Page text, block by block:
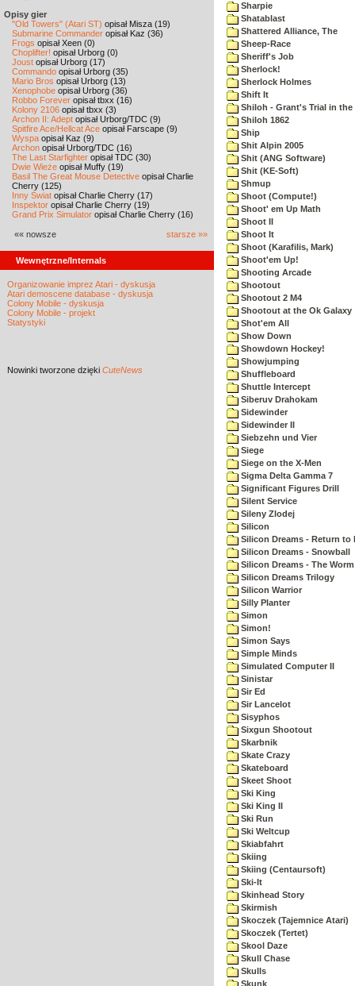
Opisy gier
"Old Towers" (Atari ST) opisał Misza (19)
Submarine Commander opisał Kaz (36)
Frogs opisał Xeen (0)
Choplifter! opisał Urborg (0)
Joust opisał Urborg (17)
Commando opisał Urborg (35)
Mario Bros opisał Urborg (13)
Xenophobe opisał Urborg (36)
Robbo Forever opisał tbxx (16)
Kolony 2106 opisał tbxx (3)
Archon II: Adept opisał Urborg/TDC (9)
Spitfire Ace/Hellcat Ace opisał Farscape (9)
Wyspa opisał Kaz (9)
Archon opisał Urborg/TDC (16)
The Last Starfighter opisał TDC (30)
Dwie Wieże opisał Muffy (19)
Basil The Great Mouse Detective opisał Charlie
Cherry (125)
Inny Świat opisał Charlie Cherry (17)
Inspektor opisał Charlie Cherry (19)
Grand Prix Simulator opisał Charlie Cherry (16)
«« nowsze starsze »»
Wewnętrzne/Internals
Organizowanie imprez Atari - dyskusja
Atari demoscene database - dyskusja
Colony Mobile - dyskusja
Colony Mobile - projekt
Statystyki
Nowinki tworzone dzięki CuteNews
Sharpie
Shatablast
Shattered Alliance, The
Sheep-Race
Sheriff's Job
Sherlock!
Sherlock Holmes
Shift It
Shiloh - Grant's Trial in the
Shiloh 1862
Ship
Shit Alpin 2005
Shit (ANG Software)
Shit (KE-Soft)
Shmup
Shoot (Compute!)
Shoot' em Up Math
Shoot II
Shoot It
Shoot (Karafilis, Mark)
Shoot'em Up!
Shooting Arcade
Shootout
Shootout 2 M4
Shootout at the Ok Galaxy
Shot'em All
Show Down
Showdown Hockey!
Showjumping
Shuffleboard
Shuttle Intercept
Siberuv Drahokam
Sidewinder
Sidewinder II
Siebzehn und Vier
Siege
Siege on the X-Men
Sigma Delta Gamma 7
Significant Figures Drill
Silent Service
Sileny Zlodej
Silicon
Silicon Dreams - Return to
Silicon Dreams - Snowball
Silicon Dreams - The
Silicon Dreams Trilogy
Silicon Warrior
Silly Planter
Simon
Simon!
Simon Says
Simple Minds
Simulated Computer II
Sinistar
Sir Ed
Sir Lancelot
Sisyphos
Sixgun Shootout
Skarbnik
Skate Crazy
Skateboard
Skeet Shoot
Ski King
Ski King II
Ski Run
Ski Weltcup
Skiabfahrt
Skiing
Skiing (Centaursoft)
Ski-It
Skinhead Story
Skirmish
Skoczek (Tajemnice Atari)
Skoczek (Tertet)
Skool Daze
Skull Chase
Skulls
Skunk